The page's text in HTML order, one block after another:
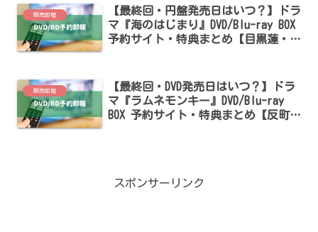
販売即報
【最終回・円盤発売日はいつ？】ドラ
マ『海のはじまり』DVD/Blu-ray BOX
予約サイト・特典まとめ【目黒蓮・有
販売即報
【最終回・DVD発売日はいつ？】ドラ
マ『ラムネモンキー』DVD/Blu-ray
BOX 予約サイト・特典まとめ【反町隆
スポンサーリンク